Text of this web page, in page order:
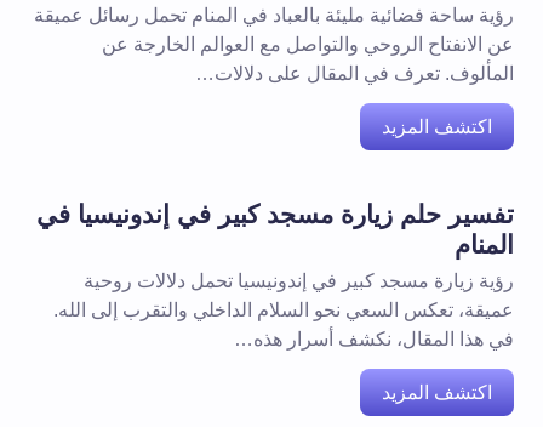
رؤية ساحة فضائية مليئة بالعباد في المنام تحمل رسائل عميقة
عن الانفتاح الروحي والتواصل مع العوالم الخارجة عن
المألوف. تعرف في المقال على دلالات…
اكتشف المزيد
تفسير حلم زيارة مسجد كبير في إندونيسيا في
المنام
رؤية زيارة مسجد كبير في إندونيسيا تحمل دلالات روحية
عميقة، تعكس السعي نحو السلام الداخلي والتقرب إلى الله.
في هذا المقال، نكشف أسرار هذه…
اكتشف المزيد